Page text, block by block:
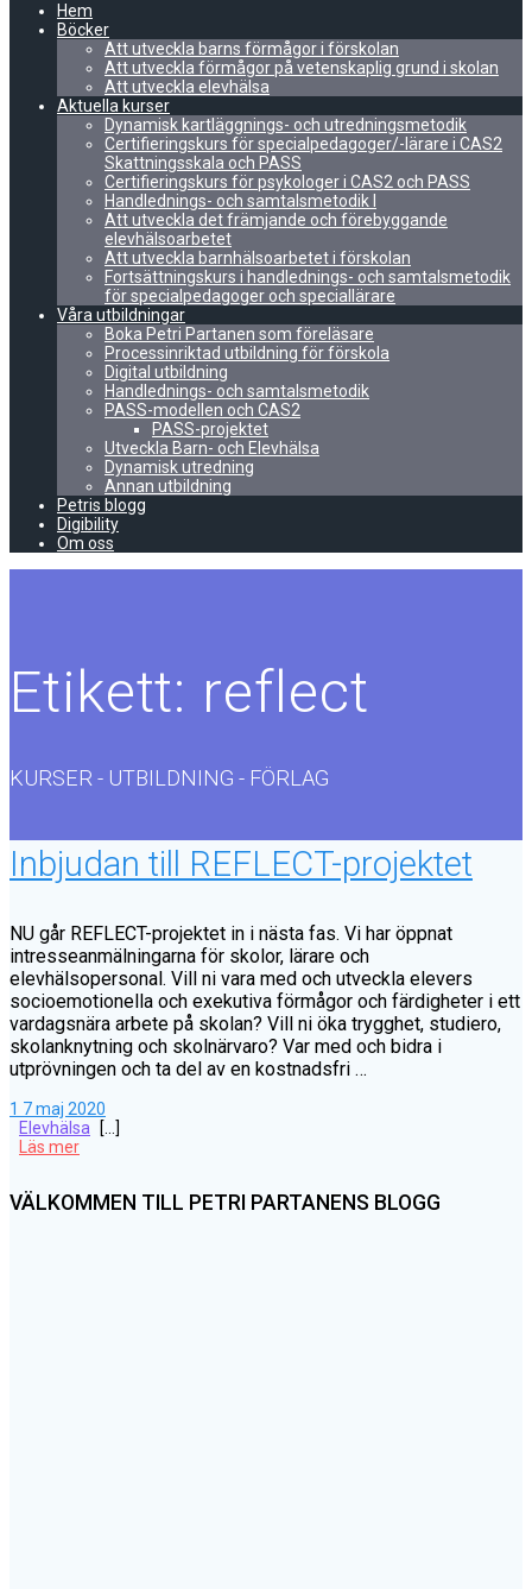
Hem
Böcker
Att utveckla barns förmågor i förskolan
Att utveckla förmågor på vetenskaplig grund i skolan
Att utveckla elevhälsa
Aktuella kurser
Dynamisk kartläggnings- och utredningsmetodik
Certifieringskurs för specialpedagoger/-lärare i CAS2
Skattningsskala och PASS
Certifieringskurs för psykologer i CAS2 och PASS
Handlednings- och samtalsmetodik I
Att utveckla det främjande och förebyggande
elevhälsoarbetet
Att utveckla barnhälsoarbetet i förskolan
Fortsättningskurs i handlednings- och samtalsmetodik
för specialpedagoger och speciallärare
Våra utbildningar
Boka Petri Partanen som föreläsare
Processinriktad utbildning för förskola
Digital utbildning
Handlednings- och samtalsmetodik
PASS-modellen och CAS2
PASS-projektet
Utveckla Barn- och Elevhälsa
Dynamisk utredning
Annan utbildning
Petris blogg
Digibility
Om oss
Etikett: reflect
KURSER - UTBILDNING - FÖRLAG
Inbjudan till REFLECT-projektet
NU går REFLECT-projektet in i nästa fas. Vi har öppnat
intresseanmälningarna för skolor, lärare och
elevhälsopersonal. Vill ni vara med och utveckla elevers
socioemotionella och exekutiva förmågor och färdigheter i ett
vardagsnära arbete på skolan? Vill ni öka trygghet, studiero,
skolanknytning och skolnärvaro? Var med och bidra i
utprövningen och ta del av en kostnadsfri …
1 7 maj 2020
Elevhälsa
[…]
Läs mer
VÄLKOMMEN TILL PETRI PARTANENS BLOGG